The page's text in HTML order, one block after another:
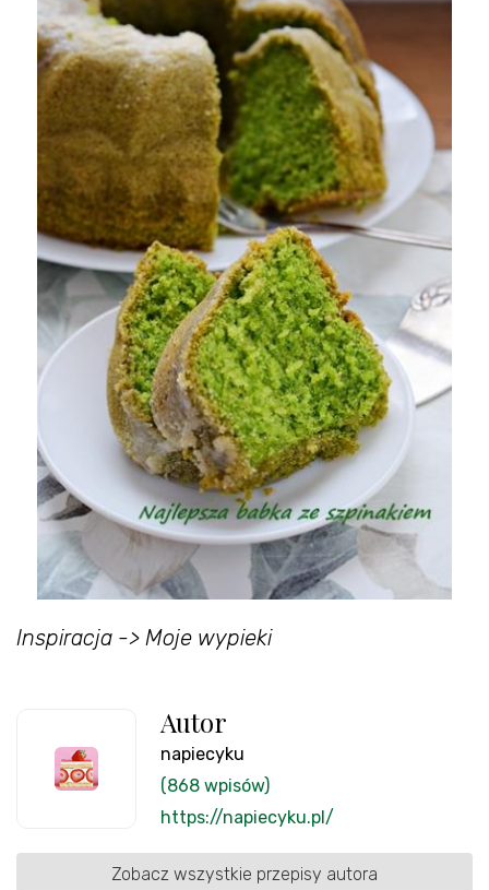
Inspiracja -> Moje wypieki
Autor
napiecyku
(868 wpisów)
https://napiecyku.pl/
Zobacz wszystkie przepisy autora